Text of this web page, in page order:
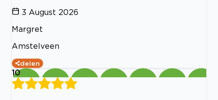
3 August 2026
Margret
Amstelveen
delen
10